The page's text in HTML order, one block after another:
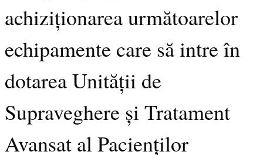
achiziționarea următoarelor
echipamente care să intre în
dotarea Unității de
Supraveghere și Tratament
Avansat al Pacienților